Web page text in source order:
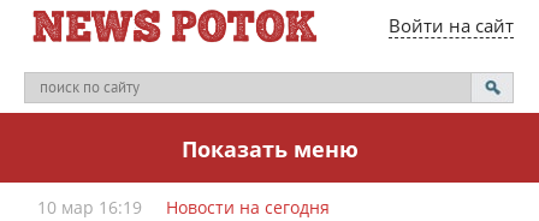
Войти на сайт
Показать меню
10 мар 16:19 Новости на сегодня